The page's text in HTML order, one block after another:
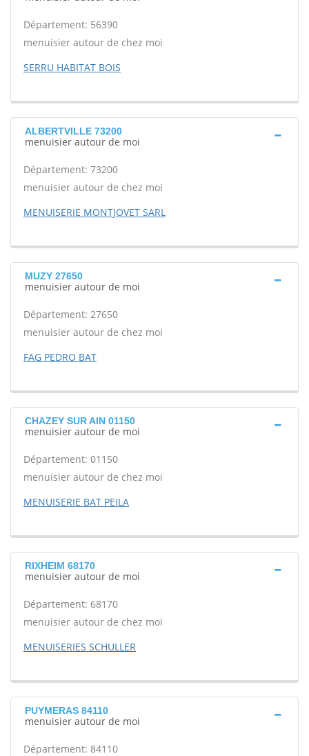
Département: 56390
menuisier autour de chez moi
SERRU HABITAT BOIS
ALBERTVILLE 73200
menuisier autour de moi
Département: 73200
menuisier autour de chez moi
MENUISERIE MONTJOVET SARL
MUZY 27650
menuisier autour de moi
Département: 27650
menuisier autour de chez moi
FAG PEDRO BAT
CHAZEY SUR AIN 01150
menuisier autour de moi
Département: 01150
menuisier autour de chez moi
MENUISERIE BAT PEILA
RIXHEIM 68170
menuisier autour de moi
Département: 68170
menuisier autour de chez moi
MENUISERIES SCHULLER
PUYMERAS 84110
menuisier autour de moi
Département: 84110